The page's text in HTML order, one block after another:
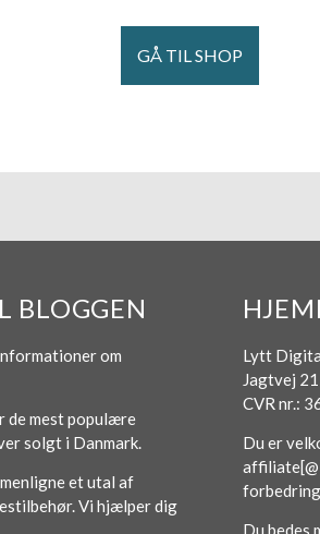
GÅ TIL SHOP
BLOGGEN
om
de mest populære
solgt i Danmark.
et utal af
Vi hjælper dig
Lytt
Jagtvej
CVR nr.:
Du er